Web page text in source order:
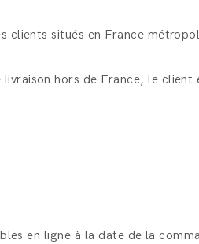
clients situés en France
hors de France, le
en ligne à la date de la